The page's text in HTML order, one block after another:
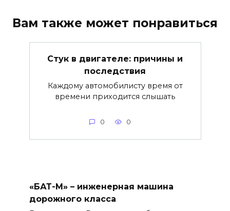
Вам также может понравиться
Стук в двигателе: причины и
последствия
Каждому автомобилисту время от
времени приходится слышать
0 0
«БАТ-М» – инженерная машина
дорожного класса